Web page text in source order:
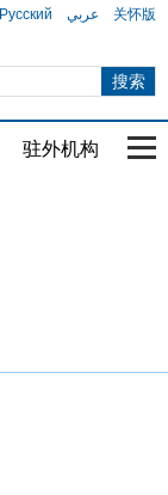
Русский عربي 关怀版
驻外机构 国